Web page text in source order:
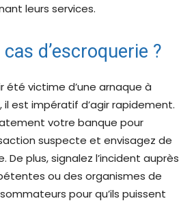
leurs services.
d’escroquerie ?
été victime d’une arnaque à
il est impératif d’agir rapidement.
votre banque pour
suspecte et envisagez de
De plus, signalez l’incident auprès
ou des organismes de
pour qu’ils puissent